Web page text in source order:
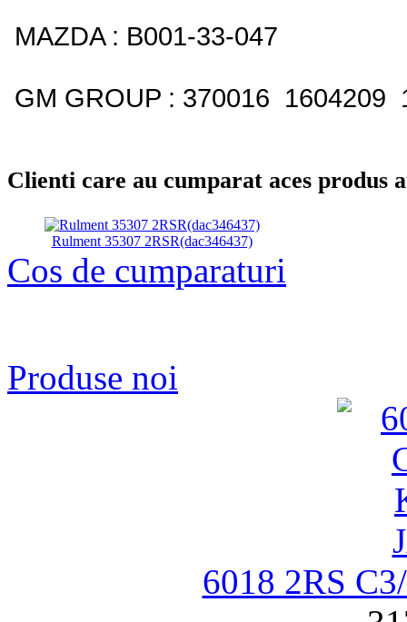
MAZDA : B001-33-047
GM GROUP : 370016 1604209
Clienti care au cumparat aces produs
Rulment 35307 2RSR(dac346437)
Cos de cumparaturi
Produse noi
6018 2RS